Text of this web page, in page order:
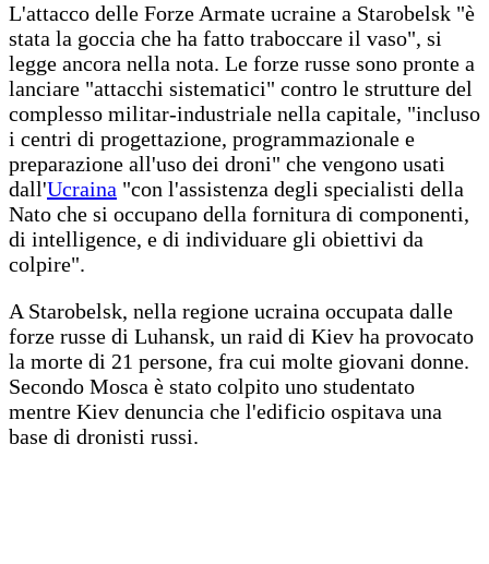
L'attacco delle Forze Armate ucraine a Starobelsk "è
stata la goccia che ha fatto traboccare il vaso", si
legge ancora nella nota. Le forze russe sono pronte a
lanciare "attacchi sistematici" contro le strutture del
complesso militar-industriale nella capitale, "incluso
i centri di progettazione, programmazionale e
preparazione all'uso dei droni" che vengono usati
dall'Ucraina "con l'assistenza degli specialisti della
Nato che si occupano della fornitura di componenti,
di intelligence, e di individuare gli obiettivi da
colpire".
A Starobelsk, nella regione ucraina occupata dalle
forze russe di Luhansk, un raid di Kiev ha provocato
la morte di 21 persone, fra cui molte giovani donne.
Secondo Mosca è stato colpito uno studentato
mentre Kiev denuncia che l'edificio ospitava una
base di dronisti russi.